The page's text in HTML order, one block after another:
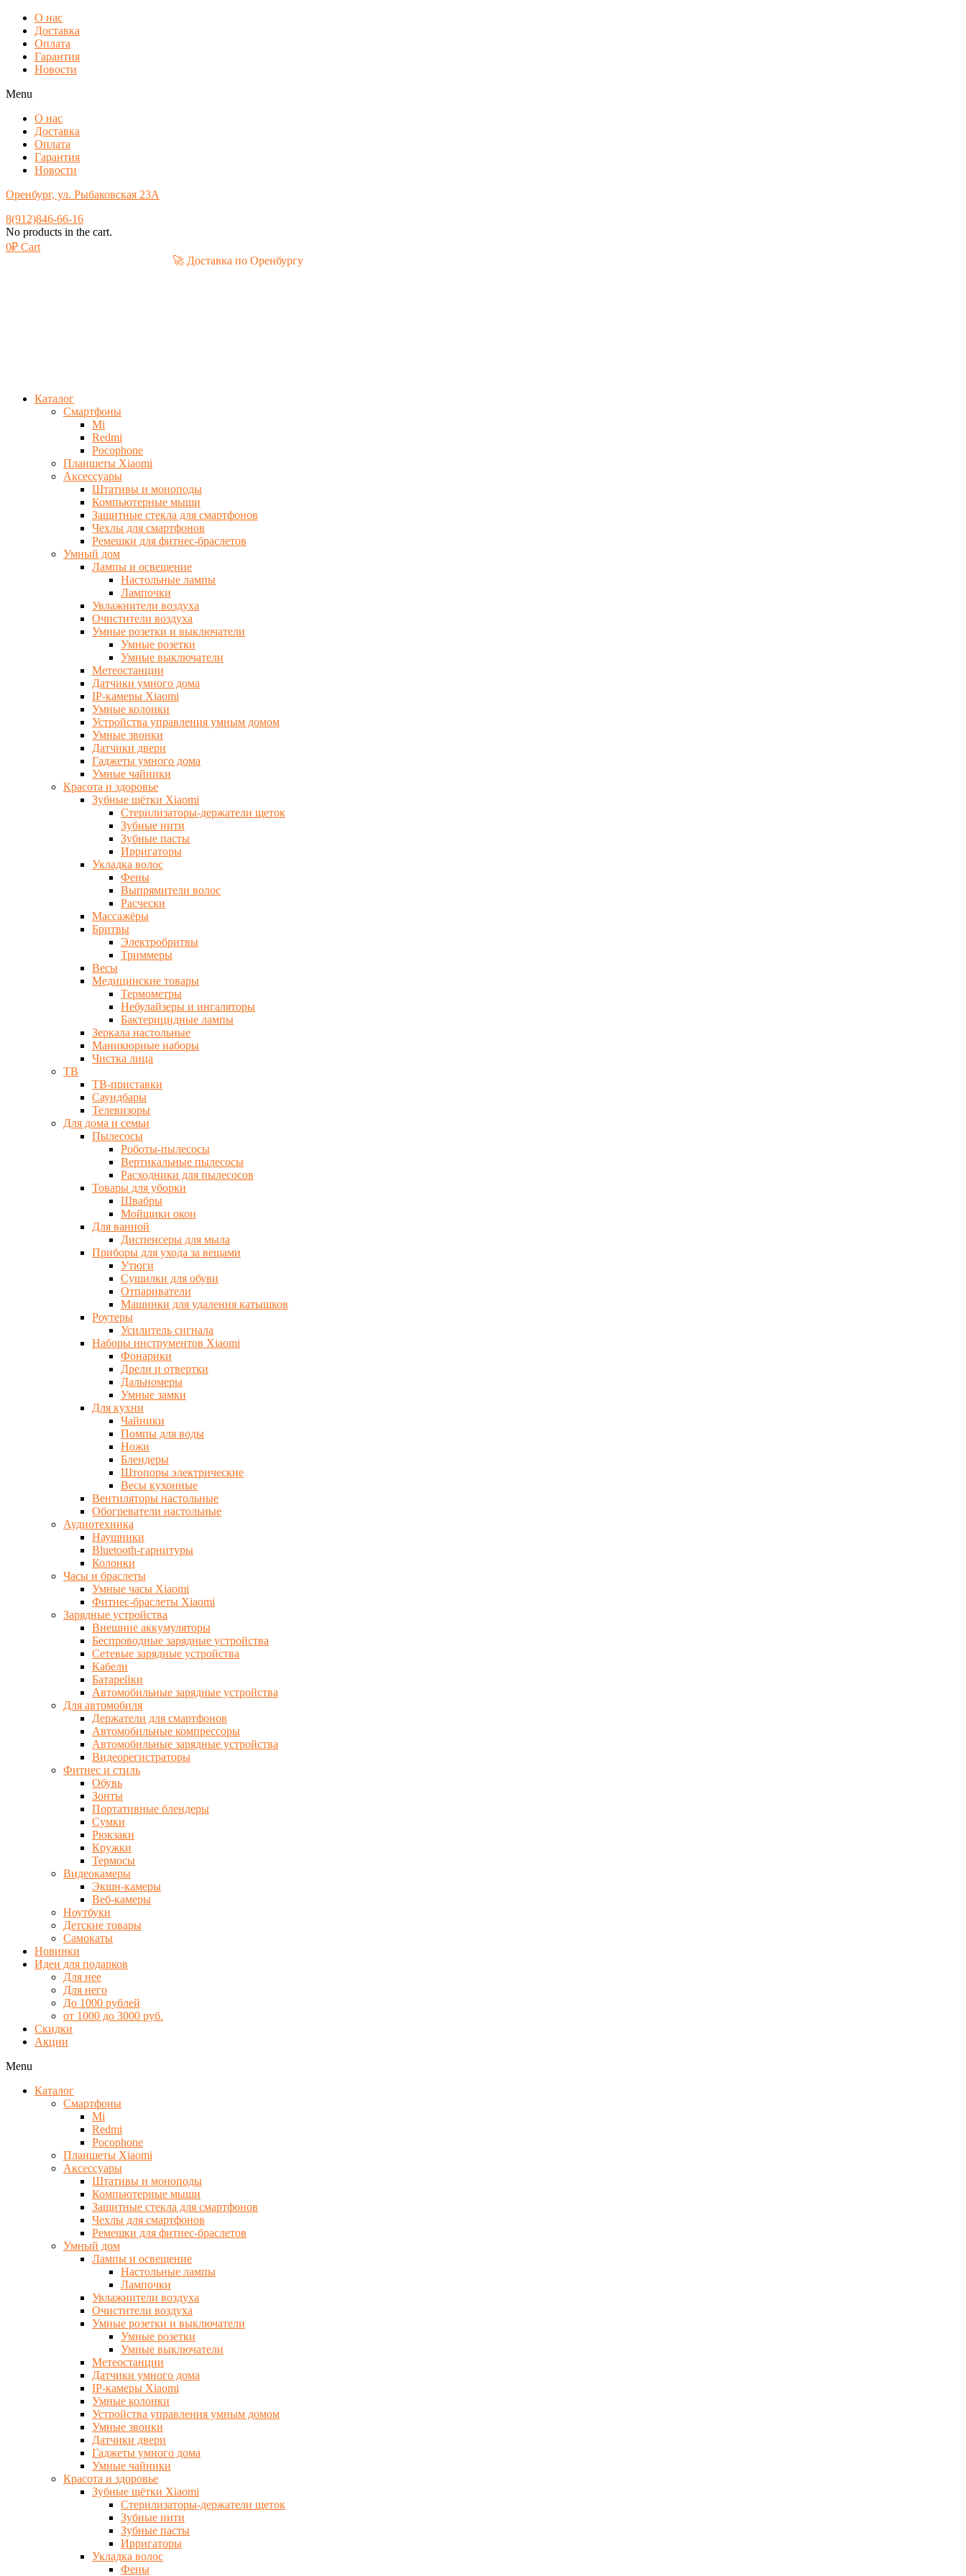
О нас
Доставка
Оплата
Гарантия
Новости
Menu
О нас
Доставка
Оплата
Гарантия
Новости
Оренбург, ул. Рыбаковская 23А
8(912)846-66-16
No products in the cart.
0₽ Cart
🚀 Доставка по Оренбургу
Каталог
Смартфоны
Mi
Redmi
Pocophone
Планшеты Xiaomi
Аксессуары
Штативы и моноподы
Компьютерные мыши
Защитные стекла для смартфонов
Чехлы для смартфонов
Ремешки для фитнес-браслетов
Умный дом
Лампы и освещение
Настольные лампы
Лампочки
Увлажнители воздуха
Очистители воздуха
Умные розетки и выключатели
Умные розетки
Умные выключатели
Метеостанции
Датчики умного дома
IP-камеры Xiaomi
Умные колонки
Устройства управления умным домом
Умные звонки
Датчики двери
Гаджеты умного дома
Умные чайники
Красота и здоровье
Зубные щётки Xiaomi
Стерилизаторы-держатели щеток
Зубные нити
Зубные пасты
Ирригаторы
Укладка волос
Фены
Выпрямители волос
Расчески
Массажёры
Бритвы
Электробритвы
Триммеры
Весы
Медицинские товары
Термометры
Небулайзеры и ингаляторы
Бактерицидные лампы
Зеркала настольные
Маникюрные наборы
Чистка лица
ТВ
ТВ-приставки
Саундбары
Телевизоры
Для дома и семьи
Пылесосы
Роботы-пылесосы
Вертикальные пылесосы
Расходники для пылесосов
Товары для уборки
Швабры
Мойщики окон
Для ванной
Диспенсеры для мыла
Приборы для ухода за вещами
Утюги
Сушилки для обуви
Отпариватели
Машинки для удаления катышков
Роутеры
Усилитель сигнала
Наборы инструментов Xiaomi
Фонарики
Дрели и отвертки
Дальномеры
Умные замки
Для кухни
Чайники
Помпы для воды
Ножи
Блендеры
Штопоры электрические
Весы кухонные
Вентиляторы настольные
Обогреватели настольные
Аудиотехника
Наушники
Bluetooth-гарнитуры
Колонки
Часы и браслеты
Умные часы Xiaomi
Фитнес-браслеты Xiaomi
Зарядные устройства
Внешние аккумуляторы
Беспроводные зарядные устройства
Сетевые зарядные устройства
Кабели
Батарейки
Автомобильные зарядные устройства
Для автомобиля
Держатели для смартфонов
Автомобильные компрессоры
Автомобильные зарядные устройства
Видеорегистраторы
Фитнес и стиль
Обувь
Зонты
Портативные блендеры
Сумки
Рюкзаки
Кружки
Термосы
Видеокамеры
Экшн-камеры
Веб-камеры
Ноутбуки
Детские товары
Самокаты
Новинки
Идеи для подарков
Для нее
Для него
До 1000 рублей
от 1000 до 3000 руб.
Скидки
Акции
Menu
Каталог
Смартфоны
Mi
Redmi
Pocophone
Планшеты Xiaomi
Аксессуары
Штативы и моноподы
Компьютерные мыши
Защитные стекла для смартфонов
Чехлы для смартфонов
Ремешки для фитнес-браслетов
Умный дом
Лампы и освещение
Настольные лампы
Лампочки
Увлажнители воздуха
Очистители воздуха
Умные розетки и выключатели
Умные розетки
Умные выключатели
Метеостанции
Датчики умного дома
IP-камеры Xiaomi
Умные колонки
Устройства управления умным домом
Умные звонки
Датчики двери
Гаджеты умного дома
Умные чайники
Красота и здоровье
Зубные щётки Xiaomi
Стерилизаторы-держатели щеток
Зубные нити
Зубные пасты
Ирригаторы
Укладка волос
Фены